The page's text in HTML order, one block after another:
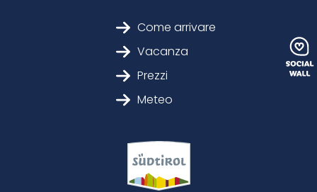
Come arrivare
Vacanza
Prezzi
Meteo